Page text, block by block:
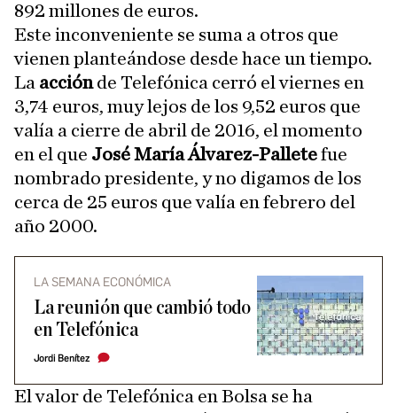
892 millones de euros.
Este inconveniente se suma a otros que
vienen planteándose desde hace un tiempo.
La acciónde Telefónica cerró el viernes en
3,74 euros, muy lejos de los 9,52 euros que
valía a cierre de abril de 2016, el momento
en el que José María Álvarez-Palletefue
nombrado presidente, y no digamos de los
cerca de 25 euros que valía en febrero del
año 2000.
LA SEMANA ECONÓMICA
La reunión que cambió todo
en Telefónica
Jordi Benítez
El valor de Telefónica en Bolsa se ha